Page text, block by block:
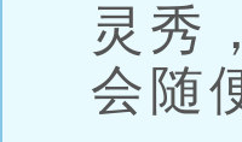
灵秀
会随